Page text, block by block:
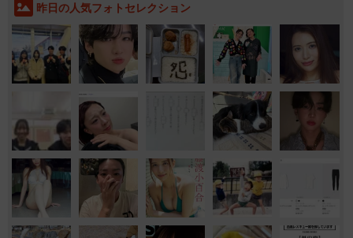
昨日の人気フォトセレクション